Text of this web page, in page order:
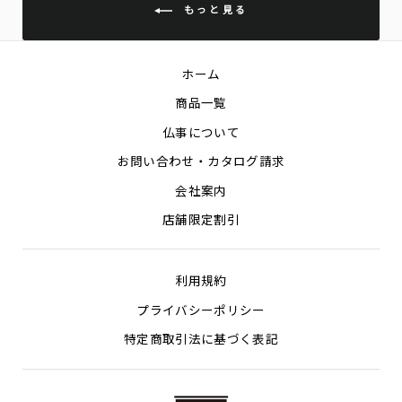
もっと見る
ホーム
商品一覧
仏事について
お問い合わせ・カタログ請求
会社案内
店舗限定割引
利用規約
プライバシーポリシー
特定商取引法に基づく表記